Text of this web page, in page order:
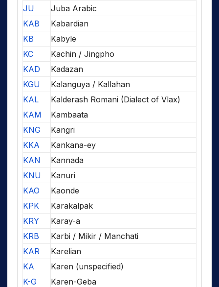
JU
Juba Arabic
KAB
Kabardian
KB
Kabyle
KC
Kachin / Jingpho
KAD
Kadazan
KGU
Kalanguya / Kallahan
KAL
Kalderash Romani (Dialect of Vlax)
KAM
Kambaata
KNG
Kangri
KKA
Kankana-ey
KAN
Kannada
KNU
Kanuri
KAO
Kaonde
KPK
Karakalpak
KRY
Karay-a
KRB
Karbi / Mikir / Manchati
KAR
Karelian
KA
Karen (unspecified)
K-G
Karen-Geba